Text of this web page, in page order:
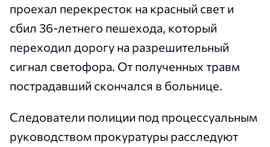
проехал перекресток на красный свет и
сбил 36-летнего пешехода, который
переходил дорогу на разрешительный
сигнал светофора. От полученных травм
пострадавший скончался в больнице.
Следователи полиции под процессуальным
руководством прокуратуры расследуют